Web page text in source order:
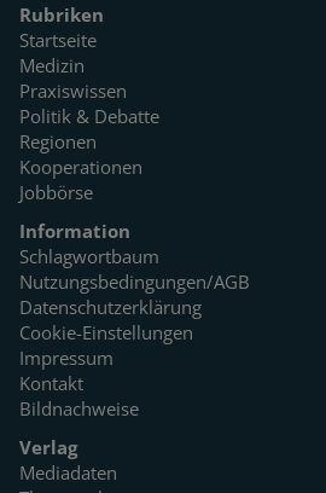
Rubriken
Startseite
Medizin
Praxiswissen
Politik & Debatte
Regionen
Kooperationen
Jobbörse
Information
Schlagwortbaum
Nutzungsbedingungen/AGB
Datenschutzerklärung
Cookie-Einstellungen
Impressum
Kontakt
Bildnachweise
Verlag
Mediadaten